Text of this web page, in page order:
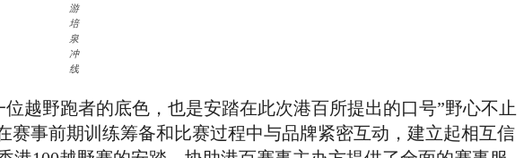
游
培
泉
冲
线
越野跑者的底色，也是安踏在此次港百所提出的口号”野心不止
赛事前期训练筹备和比赛过程中与品牌紧密互动，建立起相互信